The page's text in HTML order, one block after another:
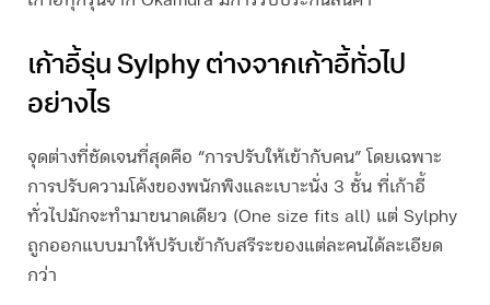
เก้าอี้รุ่น Sylphy ต่างจากเก้าอี้ทั่วไป
อย่างไร
จุดต่างที่ชัดเจนที่สุดคือ “การปรับให้เข้ากับคน” โดยเฉพาะ
การปรับความโค้งของพนักพิงและเบาะนั่ง 3 ชั้น ที่เก้าอี้
ทั่วไปมักจะทำมาขนาดเดียว (One size fits all) แต่ Sylphy
ถูกออกแบบมาให้ปรับเข้ากับสรีระของแต่ละคนได้ละเอียด
กว่า